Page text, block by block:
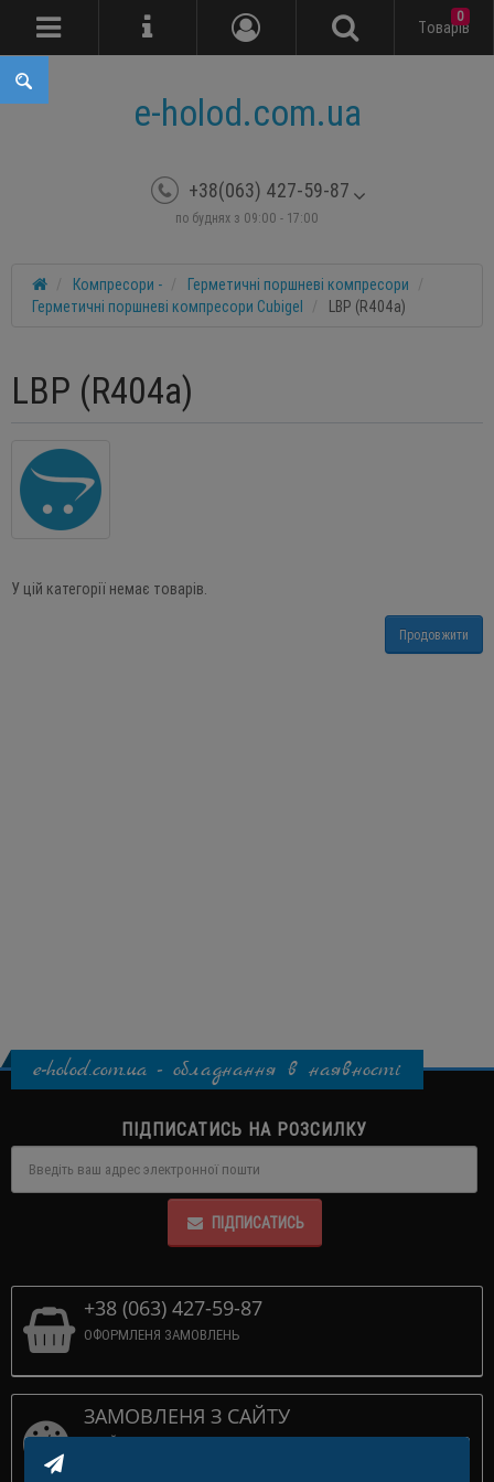
e-holod.com.ua
+38(063) 427-59-87
по буднях з 09:00 - 17:00
Tоварів
0
Компресори -
Герметичні поршневі компресори
Герметичні поршневі компресори Cubigel
LBP (R404a)
LBP (R404a)
У цій категорії немає товарів.
Продовжити
e-holod.com.ua - обладнання в наявності
ПІДПИСАТИСЬ НА РОЗСИЛКУ
ПІДПИСАТИСЬ
+38 (063) 427-59-87
ОФОРМЛЕНЯ ЗАМОВЛЕНЬ
ЗАМОВЛЕНЯ З САЙТУ
ПРИЙМАЕМО 24/7